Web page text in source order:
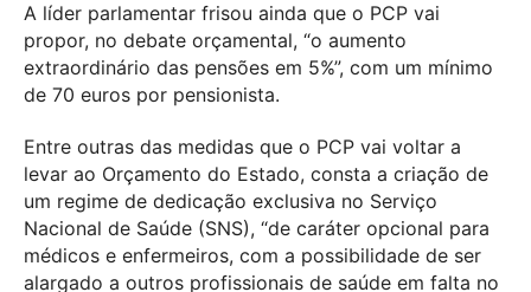
A líder parlamentar frisou ainda que o PCP vai
propor, no debate orçamental, “o aumento
extraordinário das pensões em 5%”, com um mínimo
de 70 euros por pensionista.
Entre outras das medidas que o PCP vai voltar a
levar ao Orçamento do Estado, consta a criação de
um regime de dedicação exclusiva no Serviço
Nacional de Saúde (SNS), “de caráter opcional para
médicos e enfermeiros, com a possibilidade de ser
alargado a outros profissionais de saúde em falta no